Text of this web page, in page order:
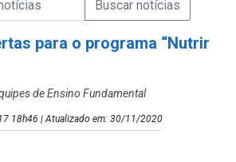
para o programa “Nutrir
de Ensino Fundamental
18h46 | Atualizado em: 30/11/2020